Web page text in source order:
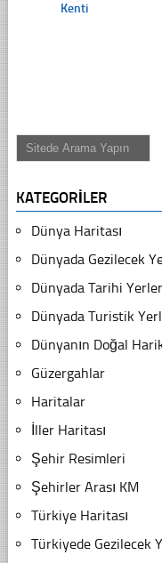
Kenti
KATEGORILER
Dünya Haritası
Dünyada Gezilecek
Dünyada Tarihi Yerler
Dünyada Turistik
Dünyanın Doğal
Güzergahlar
Haritalar
İller Haritası
Şehir Resimleri
Şehirler Arası KM
Türkiye Haritası
Türkiyede Gezilecek